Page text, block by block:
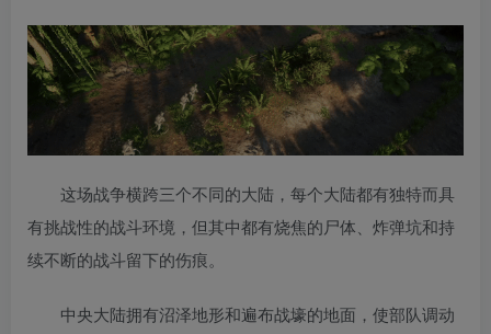
这场战争横跨三个不同的大陆，每个大陆都有独特而具
有挑战性的战斗环境，但其中都有烧焦的尸体、炸弹坑和持
续不断的战斗留下的伤痕。
中央大陆拥有沼泽地形和遍布战壕的地面，使部队调动